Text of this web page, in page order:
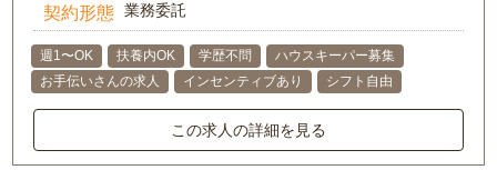
契約形態 業務委託
週1〜OK 扶養内OK 学歴不問
ハウスキーパー募集
お手伝いさんの求人
インセンティブあり シフト自由
この求人の詳細を見る